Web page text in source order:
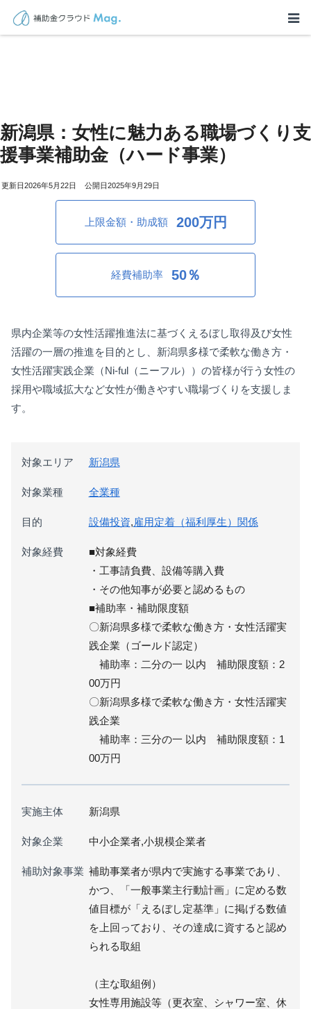
新潟県：女性に魅力ある職場づくり支
援事業補助金（ハード事業）
2026年5月22日 2025年9月29日
上限金額・助成額 200万円
経費補助率 50％
県内企業等の女性活躍推進法に基づくえるぼし取得及び女性
活躍の一層の推進を目的とし、新潟県多様で柔軟な働き方・
女性活躍実践企業（Ni-ful（ニーフル））の皆様が行う女性の
採用や職域拡大など女性が働きやすい職場づくりを支援しま
す。
対象エリア 新潟県
対象業種 全業種
目的 設備投資,雇用定着（福利厚生）関係
対象経費
■対象経費
・工事請負費、設備等購入費
・その他知事が必要と認めるもの
■補助率・補助限度額
〇新潟県多様で柔軟な働き方・女性活躍実
践企業（ゴールド認定）
補助率：二分の一 以内 補助限度額：2
00万円
〇新潟県多様で柔軟な働き方・女性活躍実
践企業
補助率：三分の一 以内 補助限度額：1
00万円
実施主体 新潟県
対象企業 中小企業者,小規模企業者
補助対象事業 補助事業者が県内で実施する事業であり、
かつ、「一般事業主行動計画」に定める数
値目標が「えるぼし定基準」に掲げる数値
を上回っており、その達成に資すると認め
られる取組
（主な取組例）
女性専用施設等（更衣室、シャワー室、休